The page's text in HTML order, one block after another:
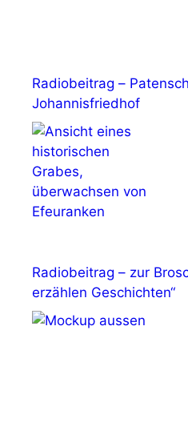
Radiobeitrag –
Johannisfriedhof
Radiobeitrag – zur
erzählen Geschichten“